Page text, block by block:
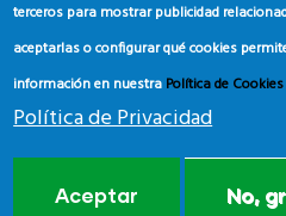
terceros para mostrar publicidad
aceptarlas o configurar qué cookies
información en nuestra Política de Cookies
Política de Privacidad
Aceptar No,